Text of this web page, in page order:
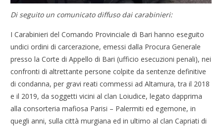
Di seguito un comunicato diffuso dai carabinieri:
I Carabinieri del Comando Provinciale di Bari hanno eseguito
undici ordini di carcerazione, emessi dalla Procura Generale
presso la Corte di Appello di Bari (ufficio esecuzioni penali), nei
confronti di altrettante persone colpite da sentenze definitive
di condanna, per gravi reati commessi ad Altamura, tra il 2018
e il 2019, da soggetti vicini al clan Loiudice, legato dapprima
alla consorteria mafiosa Parisi – Palermiti ed egemone, in
quegli anni, sulla città murgiana ed in ultimo al clan Capriati di